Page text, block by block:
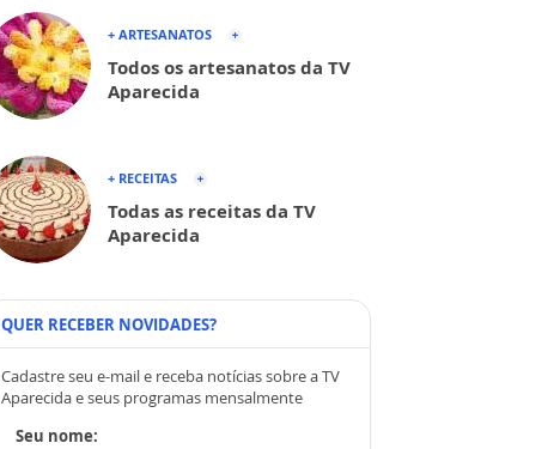
+ ARTESANATOS
Todos os artesanatos da TV
Aparecida
+ RECEITAS
Todas as receitas da TV
Aparecida
QUER RECEBER NOVIDADES?
Cadastre seu e-mail e receba notícias sobre a TV
Aparecida e seus programas mensalmente
Seu nome: